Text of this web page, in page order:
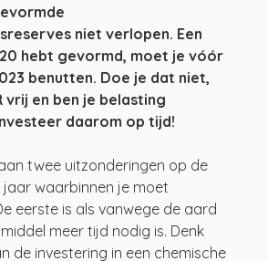
niet verlopen. Een
hebt gevormd, moet je vóór
benutten. Doe je dat niet,
vrij en ben je belasting
daarom op tijd!
twee uitzonderingen op de
waarbinnen je moet
eerste is als vanwege de aard
meer tijd nodig is. Denk
de investering in een chemische